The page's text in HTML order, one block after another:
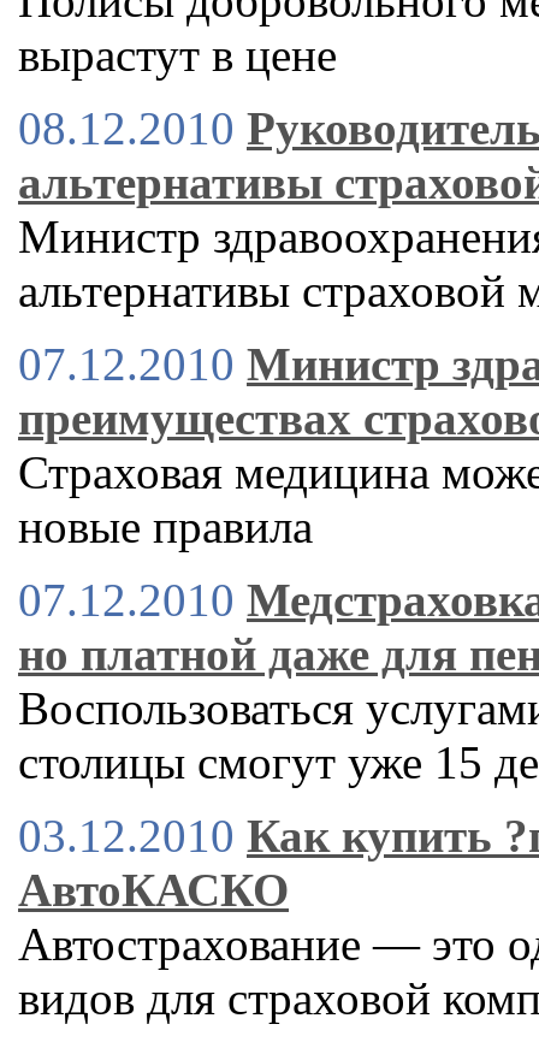
вырастут в цене
08.12.2010
альтернативы
Министр
альтернативы страховой
07.12.2010 Министр
преимуществах
Страховая медицина
новые правила
07.12.2010
но платной даже для
Воспользоваться
столицы смогут уже 15
03.12.2010 Как купить
АвтоКАСКО
Автострахование — это
видов для страховой